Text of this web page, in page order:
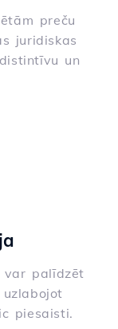
preču
juridiskas
un
var palīdzēt
piesaisti.